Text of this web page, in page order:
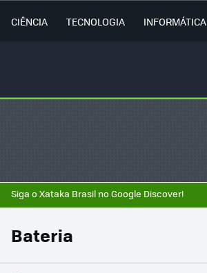
CIÊNCIA TECNOLOGIA INFORMÁTICA
Siga o Xataka Brasil no Google Discover!
Bateria